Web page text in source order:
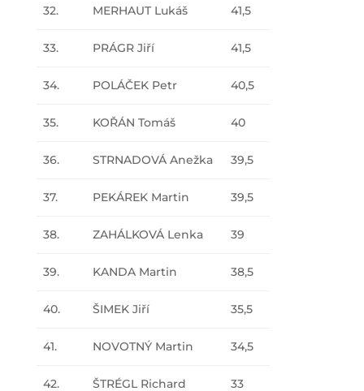
32. MERHAUT Lukáš 41,5
33. PRÁGR Jiří 41,5
34. POLÁČEK Petr 40,5
35. KOŘÁN Tomáš 40
36. STRNADOVÁ Anežka 39,5
37. PEKÁREK Martin 39,5
38. ZAHÁLKOVÁ Lenka 39
39. KANDA Martin 38,5
40. ŠIMEK Jiří 35,5
41. NOVOTNÝ Martin 34,5
42. ŠTRÉGL Richard 33